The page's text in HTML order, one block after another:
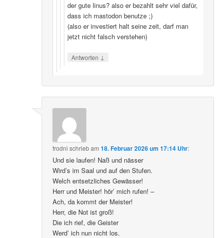
der gute linus? also er bezahlt sehr viel dafür,
dass ich mastodon benutze ;)
(also er investiert halt seine zeit, darf man
jetzt nicht falsch verstehen)
Antworten ↓
frodni schriebam18. Februar 2026 um 17:14 Uhr:
Und sie laufen! Naß und nässer
Wird’s im Saal und auf den Stufen.
Welch entsetzliches Gewässer!
Herr und Meister! hör’ mich rufen! –
Ach, da kommt der Meister!
Herr, die Not ist groß!
Die ich rief, die Geister
Werd’ ich nun nicht los.